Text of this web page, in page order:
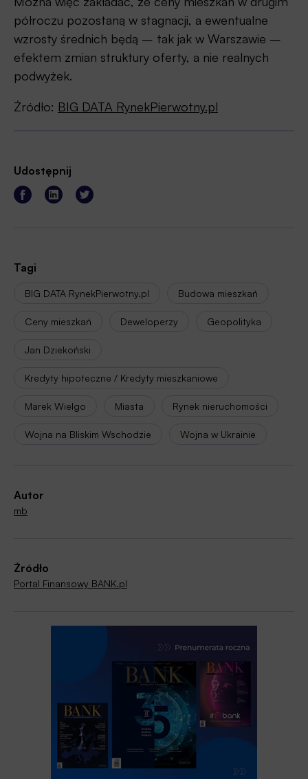
półroczu pozostaną w stagnacji, a ewentualne
wzrosty średnich będą – tak jak w Warszawie –
efektem zmian struktury oferty, a nie realnych
podwyżek.
Źródło: BIG DATA RynekPierwotny.pl
Udostępnij
Tagi
BIG DATA RynekPierwotny.pl Budowa mieszkań
Ceny mieszkań Deweloperzy Geopolityka
Jan Dziekoński
Kredyty hipoteczne / Kredyty mieszkaniowe
Marek Wielgo Miasta Rynek nieruchomości
Wojna na Bliskim Wschodzie Wojna w Ukrainie
Autor
mb
Źródło
Portal Finansowy BANK.pl